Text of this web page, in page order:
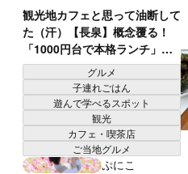
観光地カフェと思って油断して
た（汗）【長泉】概念覆る！
「1000円台で本格ランチ」
「完全に穴場スポット」子連れ
に最高
グルメ
子連れごはん
遊んで学べるスポット
観光
カフェ・喫茶店
ご当地グルメ
ぷにこ